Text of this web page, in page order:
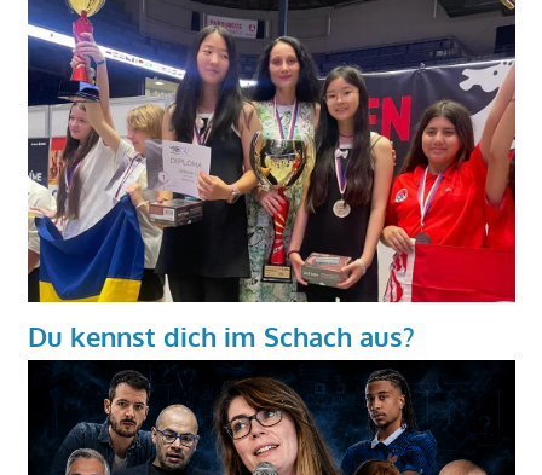
Du kennst dich im Schach aus?